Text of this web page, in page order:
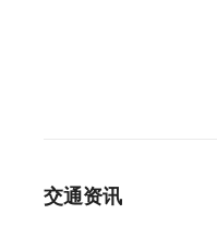
是从国家大门桃园
第二届桃园十大伴手
交通资讯